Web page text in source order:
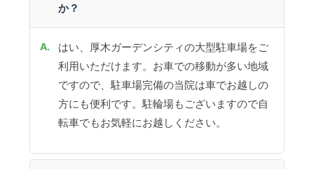
か？
はい、厚木ガーデンシティの大型駐車場をご
利用いただけます。お車での移動が多い地域
ですので、駐車場完備の当院は車でお越しの
方にも便利です。駐輪場もございますので自
転車でもお気軽にお越しください。